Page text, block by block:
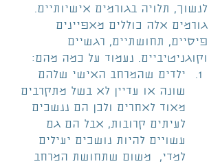
לנשוך, תלויה בגורמים אישיותיים.
גורמים אלה כוללים מאפיינים
פיסיים, תחושתיים, רגשיים
וקוגניטיביים. נעמוד על כמה מהם:
ילדים שהמרחב האישי שלהם
שונה או עדיין לא בשל מתקרבים
מאוד לאחרים ולכן הם ננשכים
לעיתים קרובות, אבל הם גם
עשויים להיות נושכים יעילים
למדי,  משום שתחושת המרחב